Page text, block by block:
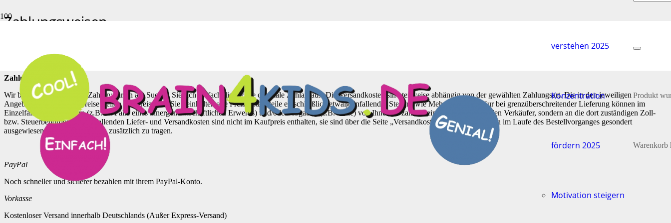
verstehen 2025
Konzentration
fördern 2025
Motivation steigern
Produkt
Warenkorb
Zahlungsweisen
Zahlungsarten
Wir bieten Ihnen folgende Zahlungsarten an. Suchen Sie sich einfach die für Sie optimale Zahlart aus. Die Versandkosten sind teilweise abhängig von der gewählten Zahlungsart. Die in den jeweiligen
Angeboten angeführten Preise stellen Endpreise dar. Sie beinhalten alle Preisbestandteile einschließlich etwaig anfallender Steuern wie Mehrwertsteuer. Nur bei grenzüberschreitender Lieferung können im
Einzelfall weitere Steuern (z.B. im Falle eines innergemeinschaftlichen Erwerbs) und/oder Abgaben (z.B. Zölle) von Ihnen zu zahlen sein, jedoch nicht an den Verkäufer, sondern an die dort zuständigen Zoll-
bzw. Steuerbehörden. Die anfallenden Liefer- und Versandkosten sind nicht im Kaufpreis enthalten, sie sind über die Seite „Versandkosten“ aufrufbar, werden im Laufe des Bestellvorganges gesondert
ausgewiesen und sind von Ihnen zusätzlich zu tragen.
PayPal
Noch schneller und sicherer bezahlen mit ihrem PayPal-Konto.
Vorkasse
Kostenloser Versand innerhalb Deutschlands (Außer Express-Versand)